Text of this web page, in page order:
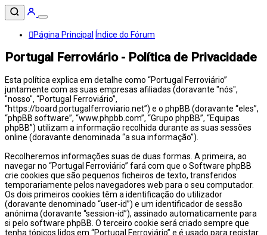
Página Principal Índice do Fórum
Portugal Ferroviário - Política de Privacidade
Esta política explica em detalhe como “Portugal Ferroviário”
juntamente com as suas empresas afiliadas (doravante "nós",
"nosso", “Portugal Ferroviário”,
“https://board.portugalferroviario.net”) e o phpBB (doravante “eles”,
“phpBB software”, “www.phpbb.com”, “Grupo phpBB”, “Equipas
phpBB”) utilizam a informação recolhida durante as suas sessões
online (doravante denominada “a sua informação”).
Recolheremos informações suas de duas formas. A primeira, ao
navegar no “Portugal Ferroviário” fará com que o Software phpBB
crie cookies que são pequenos ficheiros de texto, transferidos
temporariamente pelos navegadores web para o seu computador.
Os dois primeiros cookies têm a identificação do utilizador
(doravante denominado “user-id”) e um identificador de sessão
anónima (doravante “session-id”), assinado automaticamente para
si pelo software phpBB. O terceiro cookie será criado sempre que
tenha tópicos lidos em “Portugal Ferroviário” e é usado para registar